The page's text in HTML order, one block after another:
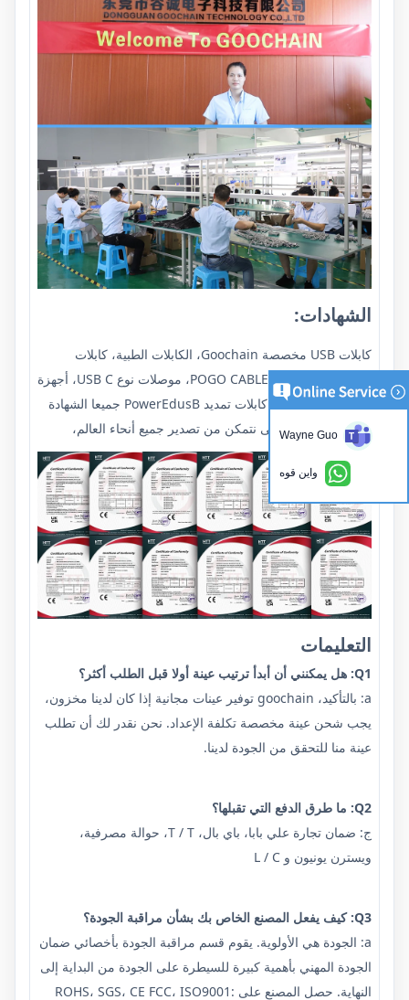
الشهادات:
كابلات USB مخصصة Goochain، الكابلات الطبية، كابلات
الكمبيوتر، كابلات POGO CABLE C، موصلات نوع USB C، أجهزة
الشحن السريع PD، كابلات تمديد PowerEdusB جميعا الشهادة
الدولية المطلوبة حتى نتمكن من تصدير جميع أنحاء العالم،
التعليمات
Q1: هل يمكنني أن أبدأ ترتيب عينة أولا قبل الطلب أكثر؟
a: بالتأكيد، goochain توفير عينات مجانية إذا كان لدينا مخزون،
يجب شحن عينة مخصصة تكلفة الإعداد. نحن نقدر لك أن تطلب
عينة منا للتحقق من الجودة لدينا.
Q2: ما طرق الدفع التي تقبلها؟
ج: ضمان تجارة علي بابا، باي بال، T / T، حوالة مصرفية،
ويسترن يونيون و L / C
Q3: كيف يفعل المصنع الخاص بك بشأن مراقبة الجودة؟
a: الجودة هي الأولوية. يقوم قسم مراقبة الجودة بأخصائي ضمان
الجودة المهني بأهمية كبيرة للسيطرة على الجودة من البداية إلى
النهاية. حصل المصنع على ROHS، SGS، CE FCC، ISO9001:
Wayne Guo
واين قوه